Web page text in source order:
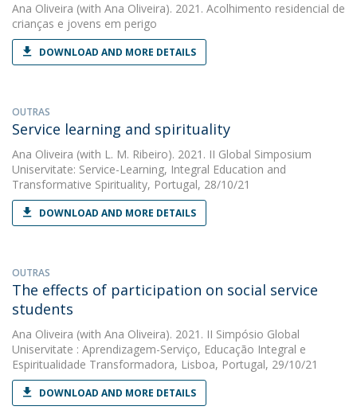
Ana Oliveira (with Ana Oliveira). 2021. Acolhimento residencial de
crianças e jovens em perigo
DOWNLOAD AND MORE DETAILS
OUTRAS
Service learning and spirituality
Ana Oliveira (with L. M. Ribeiro). 2021. II Global Simposium
Uniservitate: Service-Learning, Integral Education and
Transformative Spirituality, Portugal, 28/10/21
DOWNLOAD AND MORE DETAILS
OUTRAS
The effects of participation on social service
students
Ana Oliveira (with Ana Oliveira). 2021. II Simpósio Global
Uniservitate : Aprendizagem-Serviço, Educação Integral e
Espiritualidade Transformadora, Lisboa, Portugal, 29/10/21
DOWNLOAD AND MORE DETAILS